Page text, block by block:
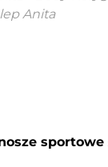
Anita